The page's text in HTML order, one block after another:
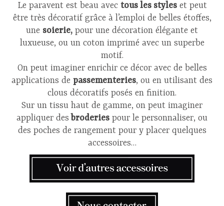
Le paravent est beau avec tous les styleset peut
être très décoratif grâce à l’emploi de belles étoffes,
une soierie, pour une décoration élégante et
luxueuse, ou un coton imprimé avec un superbe
motif.
On peut imaginer enrichir ce décor avec de belles
applications de passementeries, ou en utilisant des
clous décoratifs posés en finition.
Sur un tissu haut de gamme, on peut imaginer
appliquer des broderies pour le personnaliser, ou
des poches de rangement pour y placer quelques
accessoires…